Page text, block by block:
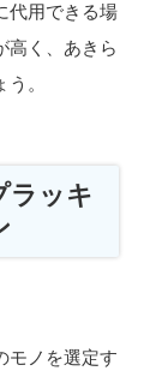
代用できる場
高く、あきら
。
ラッキ
モノを選定す